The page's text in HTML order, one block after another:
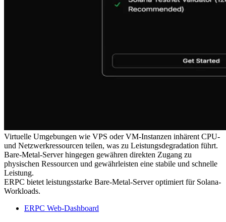
Virtuelle Umgebungen wie VPS oder VM-Instanzen inhärent CPU-
und Netzwerkressourcen teilen, was zu Leistungsdegradation führt.
Bare-Metal-Server hingegen gewähren direkten Zugang zu
physischen Ressourcen und gewährleisten eine stabile und schnelle
Leistung.
ERPC bietet leistungsstarke Bare-Metal-Server optimiert für Solana-
Workloads.
ERPC Web-Dashboard